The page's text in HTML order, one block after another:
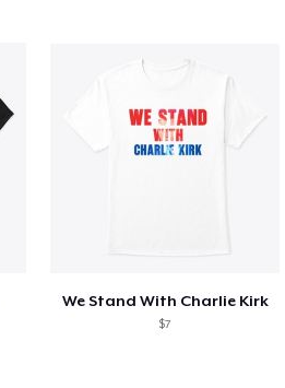
We Stand With Charlie Kirk
$7